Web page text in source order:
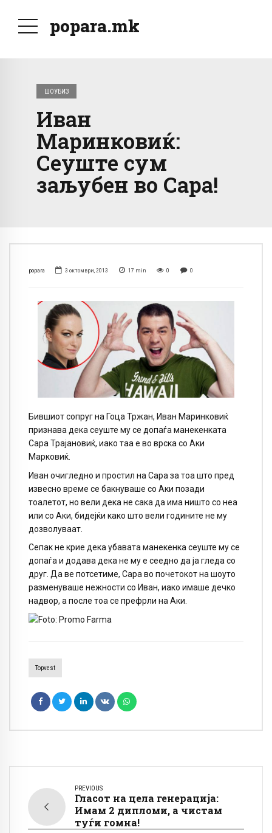
popara.mk
ШОУБИЗ
Иван
Маринковиќ:
Сеуште сум
заљубен во Сара!
popara 3 октомври, 2013 17 min 0 0
Бившиот сопруг на Гоца Тржан, Иван Маринковиќ
признава дека сеуште му се допаѓа манекенката
Сара Трајановиќ, иако таа е во врска со Аки
Марковиќ.
Иван очигледно и простил на Сара за тоа што пред
извесно време се бакнуваше со Аки позади
тоалетот, но вели дека не сака да има ништо со неа
или со Аки, бидејќи како што вели годините не му
дозволуваат.
Сепак не крие дека убавата манекенка сеуште му се
допаѓа и додава дека не му е сеедно да ја гледа со
друг. Да ве потсетиме, Сара во почетокот на шоуто
разменуваше нежности со Иван, иако имаше дечко
надвор, а после тоа се префрли на Аки.
Topvest
PREVIOUS
Гласот на цела генерација:
Имам 2 дипломи, а чистам
туѓи гомна!